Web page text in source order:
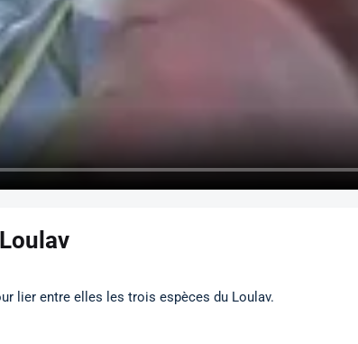
lier entre elles les trois espèces du Loulav.